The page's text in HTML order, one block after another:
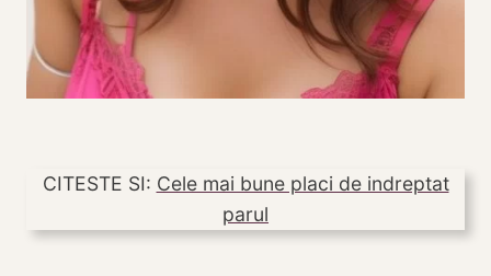
CITESTE SI: Cele mai bune placi de indreptat
parul